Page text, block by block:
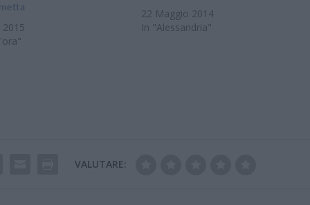
2015
22 Maggio 2014
In "Alessandria"
VALUTARE: